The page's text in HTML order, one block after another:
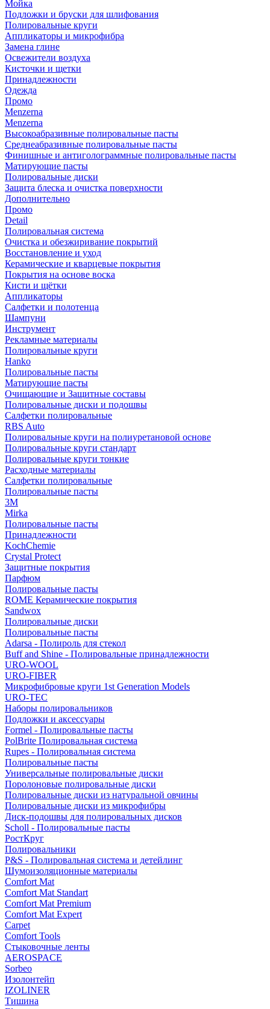
Мойка
Подложки и бруски для шлифования
Полировальные круги
Аппликаторы и микрофибра
Замена глине
Освежители воздуха
Кисточки и щетки
Принадлежности
Одежда
Промо
Menzerna
Menzerna
Высокоабразивные полировальные пасты
Среднеабразивные полировальные пасты
Финишные и антиголограммные полировальные пасты
Матирующие пасты
Полировальные диски
Защита блеска и очистка поверхности
Дополнительно
Промо
Detail
Полировальная система
Очистка и обезжиривание покрытий
Восстановление и уход
Керамические и кварцевые покрытия
Покрытия на основе воска
Кисти и щётки
Аппликаторы
Салфетки и полотенца
Шампуни
Инструмент
Рекламные материалы
Полировальные круги
Hanko
Полировальные пасты
Матирующие пасты
Очищающие и Защитные составы
Полировальные диски и подошвы
Салфетки полировальные
RBS Auto
Полировальные круги на полиуретановой основе
Полировальные круги стандарт
Полировальные круги тонкие
Расходные материалы
Салфетки полировальные
Полировальные пасты
3М
Mirka
Полировальные пасты
Принадлежности
KochChemie
Crystal Protect
Защитные покрытия
Парфюм
Полировальные пасты
ROME Керамические покрытия
Sandwox
Полировальные диски
Полировальные пасты
Adarsa - Полироль для стекол
Buff and Shine - Полировальные принадлежности
URO-WOOL
URO-FIBER
Микрофибровые круги 1st Generation Models
URO-TEC
Наборы полировальников
Подложки и аксессуары
Formel - Полировальные пасты
PolBrite Полировальная система
Rupes - Полировальная система
Полировальные пасты
Универсальные полировальные диски
Поролоновые полировальные диски
Полировальные диски из натуральной овчины
Полировальные диски из микрофибры
Диск-подошвы для полировальных дисков
Scholl - Полировальные пасты
РостКруг
Полировальники
P&S - Полировальная система и детейлинг
Шумоизоляционные материалы
Comfort Mat
Comfort Mat Standart
Comfort Mat Premium
Comfort Mat Expert
Carpet
Comfort Tools
Стыковочные ленты
AEROSPACE
Sorbeo
Изолонтейп
IZOLINER
Тишина